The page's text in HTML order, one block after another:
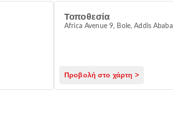
Τοποθεσία
Africa Avenue 9, Bole, Addis Ababa
Προβολή στο χάρτη >